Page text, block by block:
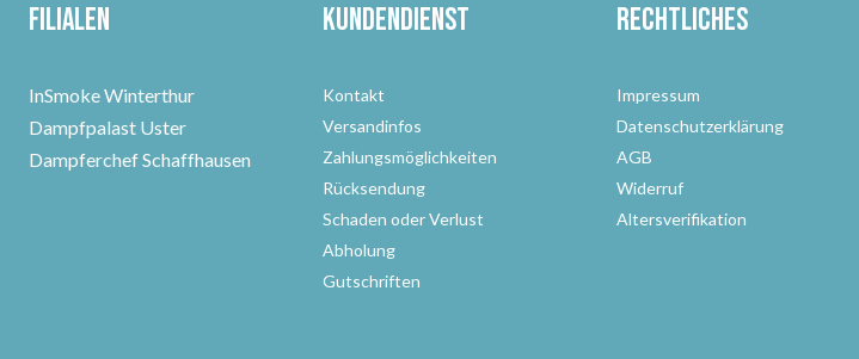
Filialen
InSmoke Winterthur
Dampfpalast Uster
Dampferchef Schaffhausen
Kundendienst
Kontakt
Versandinfos
Zahlungsmöglichkeiten
Rücksendung
Schaden oder Verlust
Abholung
Gutschriften
Rechtliches
Impressum
Datenschutzerklärung
AGB
Widerruf
Altersverifikation